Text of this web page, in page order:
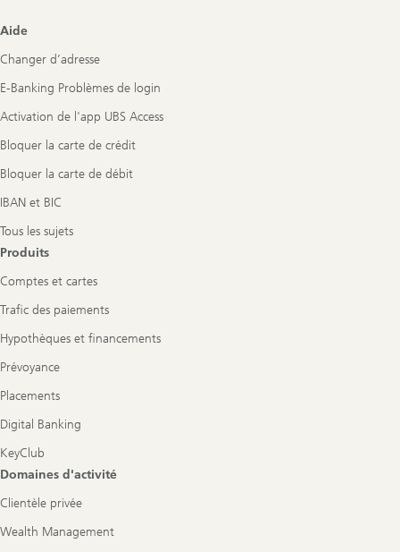
Footer
Aide
Changer d’adresse
E-Banking Problèmes de login
Activation de l'app UBS Access
Bloquer la carte de crédit
Bloquer la carte de débit
IBAN et BIC
Tous les sujets
Produits
Comptes et cartes
Trafic des paiements
Hypothèques et financements
Prévoyance
Placements
Digital Banking
KeyClub
Domaines d'activité
Clientèle privée
Wealth Management